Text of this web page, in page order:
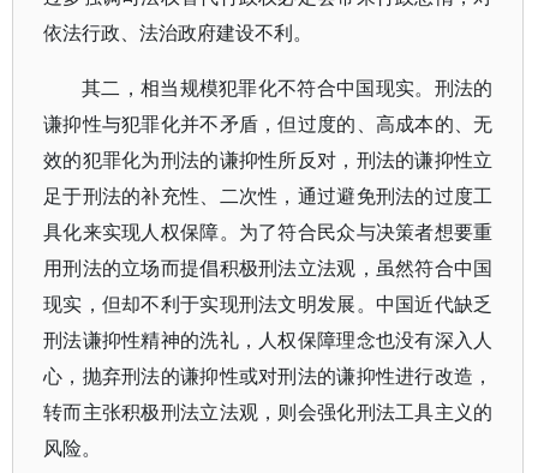
依法行政、法治政府建设不利。
其二，相当规模犯罪化不符合中国现实。刑法的
谦抑性与犯罪化并不矛盾，但过度的、高成本的、无
效的犯罪化为刑法的谦抑性所反对，刑法的谦抑性立
足于刑法的补充性、二次性，通过避免刑法的过度工
具化来实现人权保障。为了符合民众与决策者想要重
用刑法的立场而提倡积极刑法立法观，虽然符合中国
现实，但却不利于实现刑法文明发展。中国近代缺乏
刑法谦抑性精神的洗礼，人权保障理念也没有深入人
心，抛弃刑法的谦抑性或对刑法的谦抑性进行改造，
转而主张积极刑法立法观，则会强化刑法工具主义的
风险。